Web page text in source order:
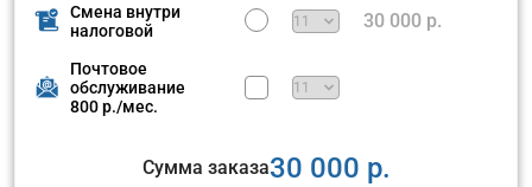
Смена внутри
налоговой
30 000 р.
Почтовое
обслуживание
800 р./мес.
Сумма заказа30 000 р.